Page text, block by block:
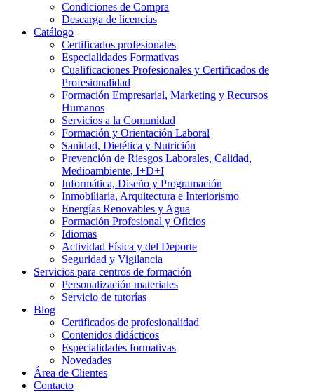
Condiciones de Compra
Descarga de licencias
Catálogo
Certificados profesionales
Especialidades Formativas
Cualificaciones Profesionales y Certificados de
Profesionalidad
Formación Empresarial, Marketing y Recursos
Humanos
Servicios a la Comunidad
Formación y Orientación Laboral
Sanidad, Dietética y Nutrición
Prevención de Riesgos Laborales, Calidad,
Medioambiente, I+D+I
Informática, Diseño y Programación
Inmobiliaria, Arquitectura e Interiorismo
Energías Renovables y Agua
Formación Profesional y Oficios
Idiomas
Actividad Física y del Deporte
Seguridad y Vigilancia
Servicios para centros de formación
Personalización materiales
Servicio de tutorías
Blog
Certificados de profesionalidad
Contenidos didácticos
Especialidades formativas
Novedades
Área de Clientes
Contacto